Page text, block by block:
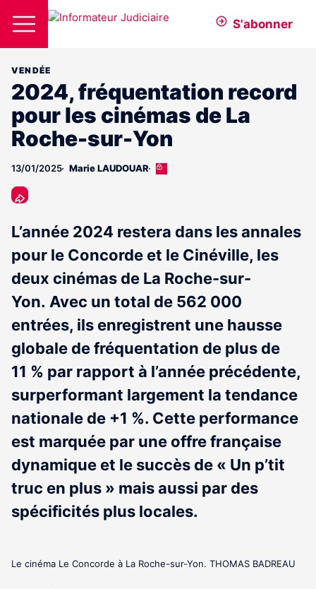
S'abonner
VENDÉE
2024, fréquentation record
pour les cinémas de La
Roche-sur-Yon
13/01/2025 Marie LAUDOUAR
Cet
abonnés
L’année 2024 restera dans les annales
pour le Concorde et le Cinéville, les
deux cinémas de La Roche-sur-
Yon. Avec un total de 562 000
entrées, ils enregistrent une hausse
globale de fréquentation de plus de
11 % par rapport à l’année précédente,
surperformant largement la tendance
nationale de +1 %. Cette performance
est marquée par une offre française
dynamique et le succès de « Un p’tit
truc en plus » mais aussi par des
spécificités plus locales.
Le cinéma Le Concorde à La Roche-sur-Yon. THOMAS BADREAU